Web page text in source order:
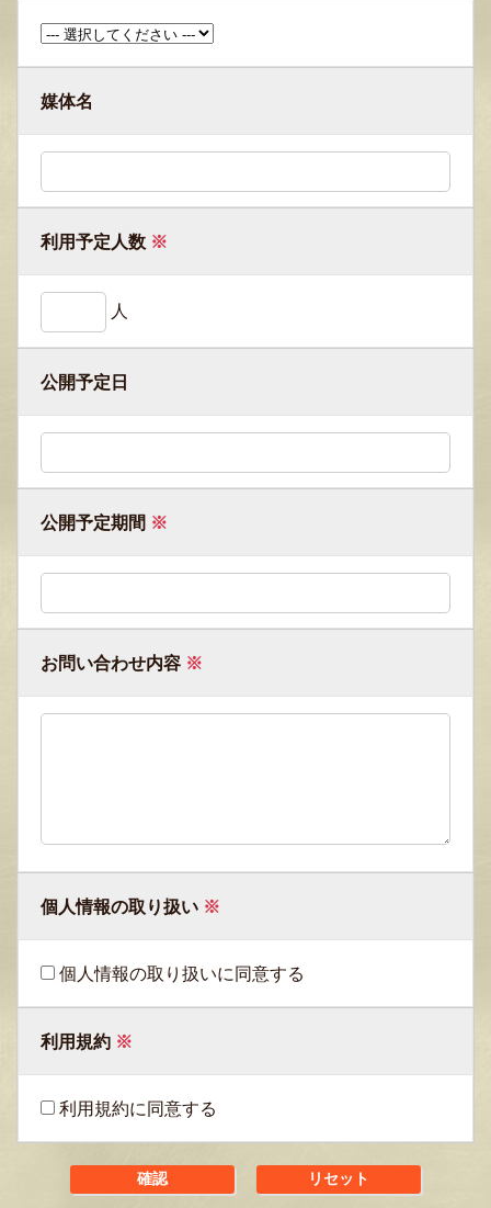
媒体名
利用予定人数 ※
人
公開予定日
公開予定期間 ※
お問い合わせ内容 ※
個人情報の取り扱い ※
個人情報の取り扱いに同意する
利用規約 ※
利用規約に同意する